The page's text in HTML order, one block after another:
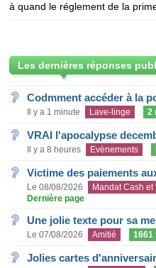
Les dernières réponses
Codmment accéder à la
Il y a 1 minute Lave-linge 2
VRAI l'apocalypse
Il y a 8 heures Evènements
Victime des paiements
Le 08/08/2026 Mandat Cash
Dernière page
Une jolie texte pour sa
Le 07/08/2026 Amitié 1661
Jolies cartes